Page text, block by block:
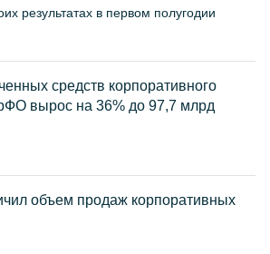
результатах в первом полугодии
средств корпоративного
вырос на 36% до 97,7 млрд
объем продаж корпоративных